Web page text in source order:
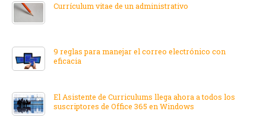
Currículum vitae de un administrativo
9 reglas para manejar el correo electrónico con
eficacia
El Asistente de Curriculums llega ahora a todos los
suscriptores de Office 365 en Windows